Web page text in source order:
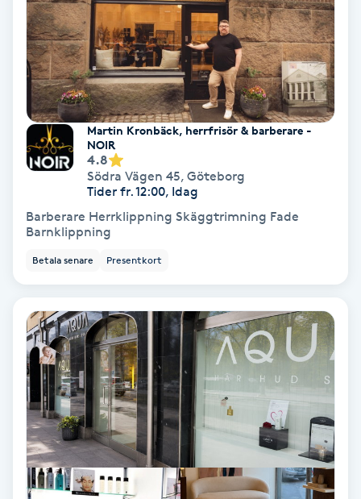
Käkledsbehandling
Kärlbehandling
Laserbehandling
Lashlift Keratin
LED-ljusterapi
LPG
LPG-behandling
LPG-massage
Luggklippning
Martin Kronbäck, herrfrisör & barberare -
NOIR
4.8
Södra Vägen 45, Göteborg
Tider fr. 12:00, Idag
Barberare Herrklippning Skäggtrimning Fade
Barnklippning
Betala senare Presentkort